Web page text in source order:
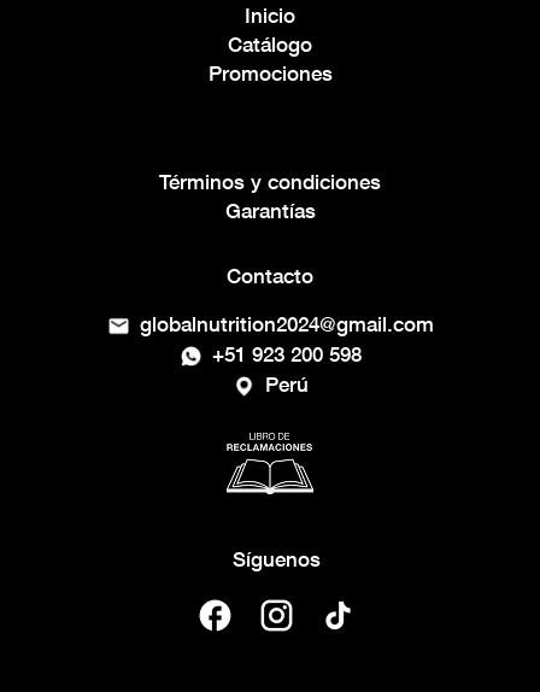
Inicio
Catálogo
Promociones
Términos y condiciones
Garantías
Contacto
globalnutrition2024@gmail.com
+51 923 200 598
Perú
Síguenos